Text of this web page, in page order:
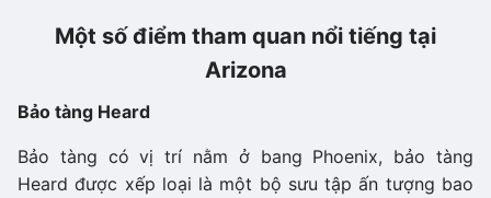
Một số điểm tham quan nổi tiếng tại
Arizona
Bảo tàng Heard
Bảo tàng có vị trí nằm ở bang Phoenix, bảo tàng
Heard được xếp loại là một bộ sưu tập ấn tượng bao